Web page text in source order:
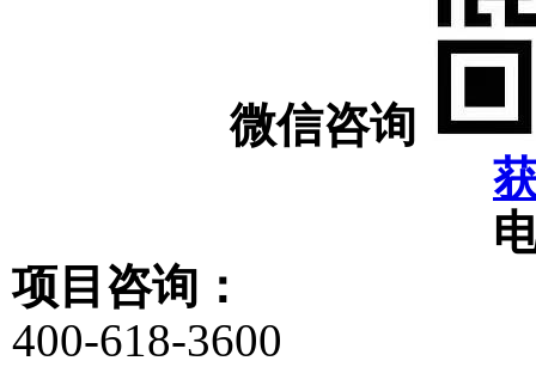
微信咨询
项目咨询：
400-618-3600